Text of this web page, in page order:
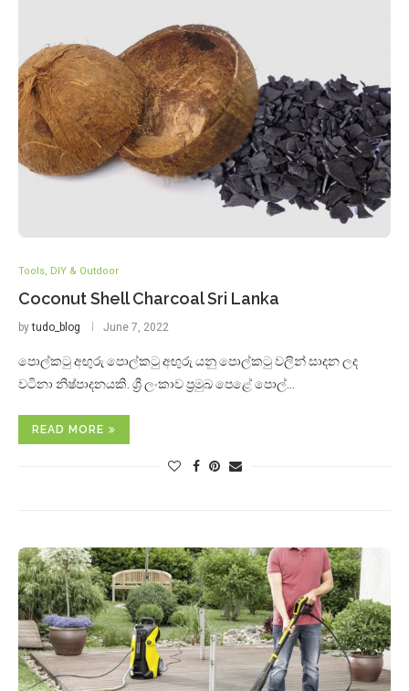
Tools, DIY & Outdoor
Coconut Shell Charcoal Sri Lanka
bytudo_blog June 7, 2022
පොල්කටු අඟුරු පොල්කටු අඟුරු යනු පොල්කටු වලින් සාදන ලද
වටිනා නිෂ්පාදනයකි. ශ්‍රී ලංකාව ප්‍රමුඛ පෙළේ පොල්…
READ MORE